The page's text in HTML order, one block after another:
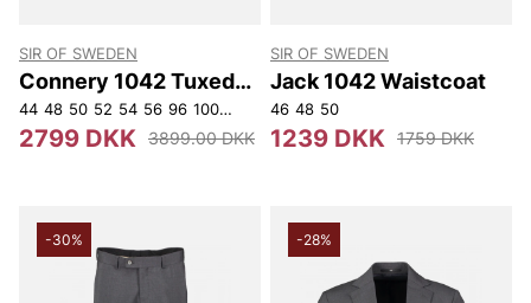
SIR OF SWEDEN
Connery 1042 Tuxedo
Jacket
44 48 50 52 54 56 96 100 104 108 112 148
2799 DKK 3899.00 DKK
SIR OF SWEDEN
Jack 1042 Waistcoat
46 48 50
1239 DKK 1759 DKK
-30% -28%